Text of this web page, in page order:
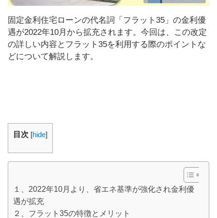
固定金利住宅ローンの代名詞「フラット35」の金利優
遇が2022年10月から拡充されます。今回は、この改定
の詳しい内容とフラット35を利用する際のポイントな
どについて解説します。
目次 [hide]
１、2022年10月より、省エネ基準が強化され金利優
遇が拡充
２、フラット35の特徴とメリット